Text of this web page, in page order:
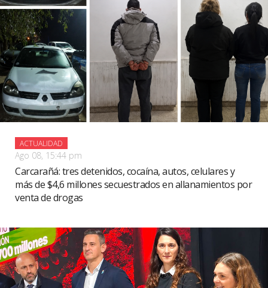
ACTUALIDAD
Ago 08, 15:44 pm
Carcarañá: tres detenidos, cocaína, autos, celulares y
más de $4,6 millones secuestrados en allanamientos por
venta de drogas